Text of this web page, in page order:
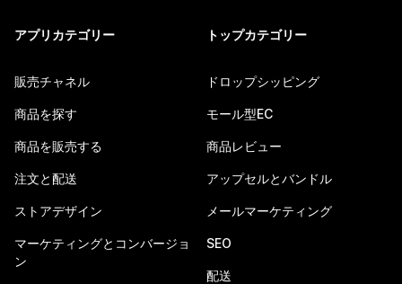
アプリカテゴリー
販売チャネル
商品を探す
商品を販売する
注文と配送
ストアデザイン
マーケティングとコンバージョ
ン
トップカテゴリー
ドロップシッピング
モール型EC
商品レビュー
アップセルとバンドル
メールマーケティング
SEO
配送